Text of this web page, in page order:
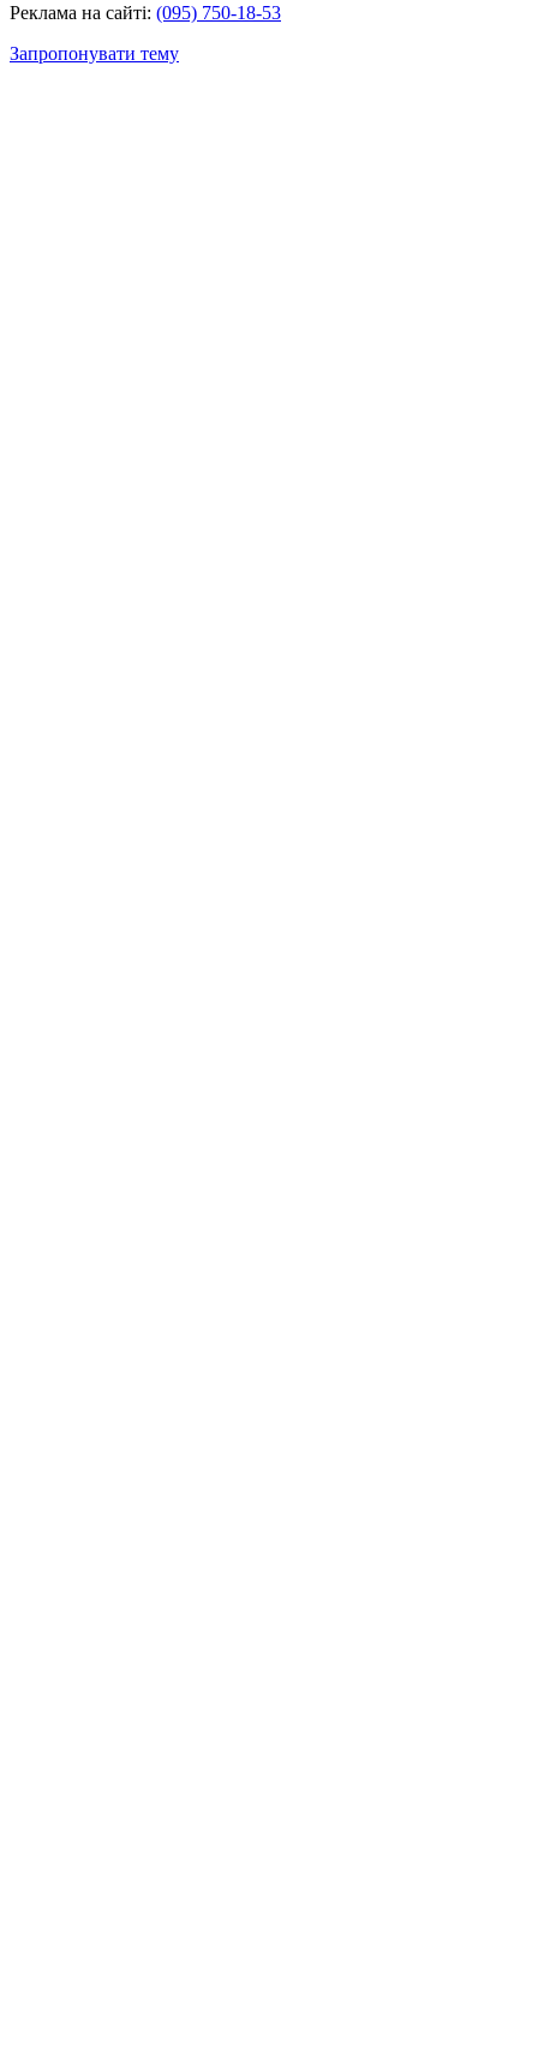
Реклама на сайті: (095) 750-18-53
Запропонувати тему